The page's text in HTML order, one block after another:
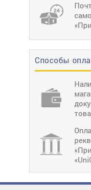
Способы